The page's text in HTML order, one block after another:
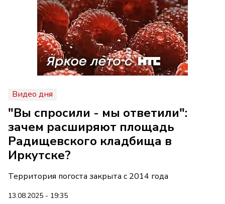
Видео дня
"Вы спросили - мы ответили":
зачем расширяют площадь
Радищевского кладбища в
Иркутске?
Территория погоста закрыта с 2014 года
13.08.2025 - 19:35